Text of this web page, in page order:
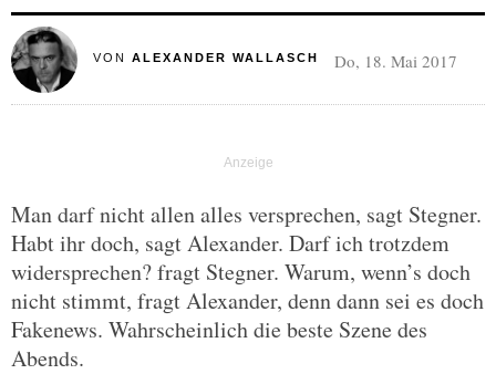
VON ALEXANDER WALLASCH Do, 18. Mai 2017
Man darf nicht allen alles versprechen, sagt Stegner.
Habt ihr doch, sagt Alexander. Darf ich trotzdem
widersprechen? fragt Stegner. Warum, wenn’s doch
nicht stimmt, fragt Alexander, denn dann sei es doch
Fakenews. Wahrscheinlich die beste Szene des
Abends.